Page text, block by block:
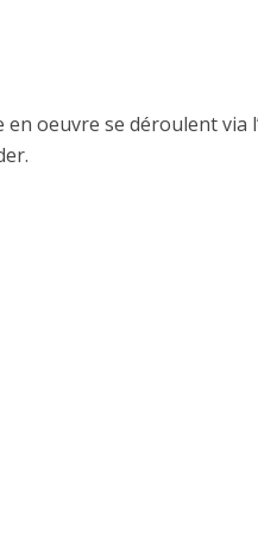
oeuvre se déroulent